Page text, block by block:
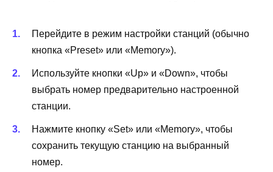
Перейдите в режим настройки станций (обычно
кнопка «Preset» или «Memory»).
Используйте кнопки «Up» и «Down», чтобы
выбрать номер предварительно настроенной
станции.
Нажмите кнопку «Set» или «Memory», чтобы
сохранить текущую станцию на выбранный
номер.